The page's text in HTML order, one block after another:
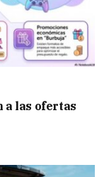
a las ofertas